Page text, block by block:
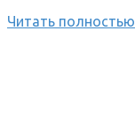
Читать полностью